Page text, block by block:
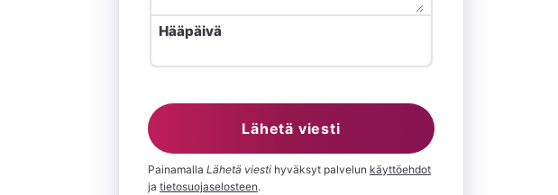
Hääpäivä
Lähetä viesti
Painamalla ⁨Lähetä viesti⁩ hyväksyt palvelun käyttöehdot
ja tietosuojaselosteen.